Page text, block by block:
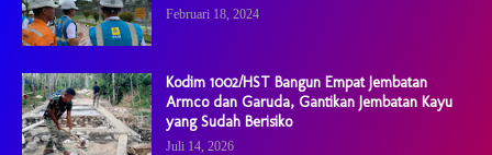
Februari 18, 2024
Kodim 1002/HST Bangun Empat Jembatan
Armco dan Garuda, Gantikan Jembatan Kayu
yang Sudah Berisiko
Juli 14, 2026